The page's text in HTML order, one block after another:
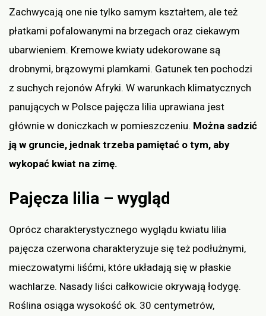
Zachwycają one nie tylko samym kształtem, ale też
płatkami pofalowanymi na brzegach oraz ciekawym
ubarwieniem. Kremowe kwiaty udekorowane są
drobnymi, brązowymi plamkami. Gatunek ten pochodzi
z suchych rejonów Afryki. W warunkach klimatycznych
panujących w Polsce pajęcza lilia uprawiana jest
głównie w doniczkach w pomieszczeniu. Można sadzić
ją w gruncie, jednak trzeba pamiętać o tym, aby
wykopać kwiat na zimę.
Pajęcza lilia – wygląd
Oprócz charakterystycznego wyglądu kwiatu lilia
pajęcza czerwona charakteryzuje się też podłużnymi,
mieczowatymi liśćmi, które układają się w płaskie
wachlarze. Nasady liści całkowicie okrywają łodygę.
Roślina osiąga wysokość ok. 30 centymetrów,